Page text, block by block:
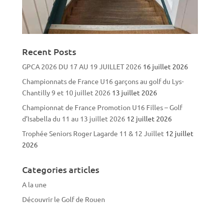
Recent Posts
GPCA 2026 DU 17 AU 19 JUILLET 2026 16 juillet 2026
Championnats de France U16 garçons au golf du Lys-
Chantilly 9 et 10 juillet 2026 13 juillet 2026
Championnat de France Promotion U16 Filles – Golf
d’Isabella du 11 au 13 juillet 2026 12 juillet 2026
Trophée Seniors Roger Lagarde 11 & 12 Juillet 12 juillet
2026
Categories articles
A la une
Découvrir le Golf de Rouen